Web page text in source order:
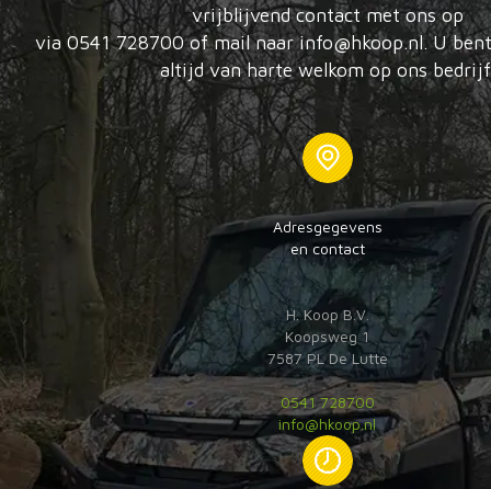
vrijblijvend contact met ons op
via 0541 728700 of mail naar info@hkoop.nl. U
altijd van harte welkom op ons
Adresgegevens
en contact
H. Koop B.V.
Koopsweg 1
7587 PL De Lutte
0541 728700
info@hkoop.nl